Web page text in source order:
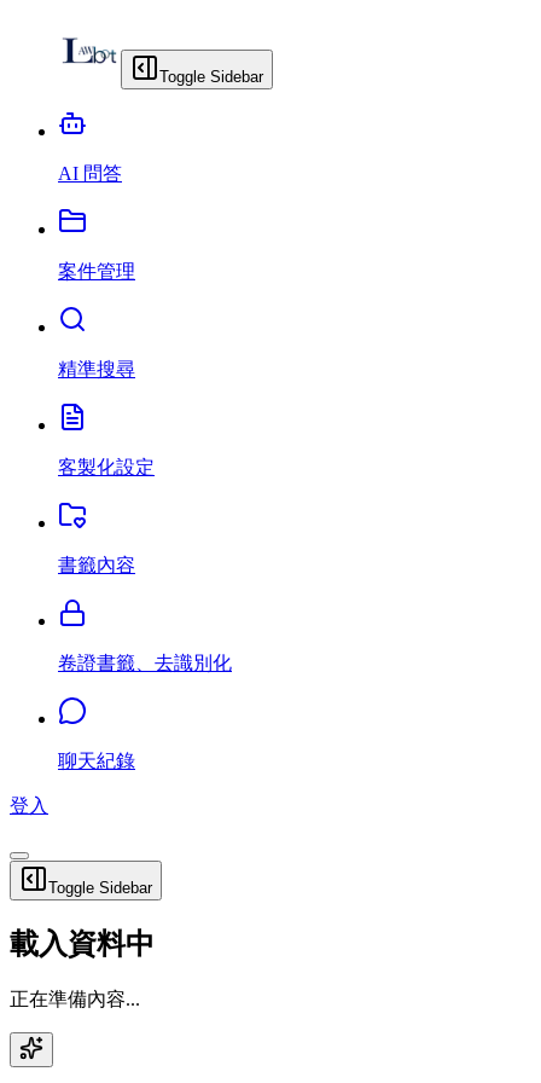
Toggle Sidebar
AI 問答
案件管理
精準搜尋
客製化設定
書籤內容
卷證書籤、去識別化
聊天紀錄
登入
Toggle Sidebar
載入資料中
正在準備內容...